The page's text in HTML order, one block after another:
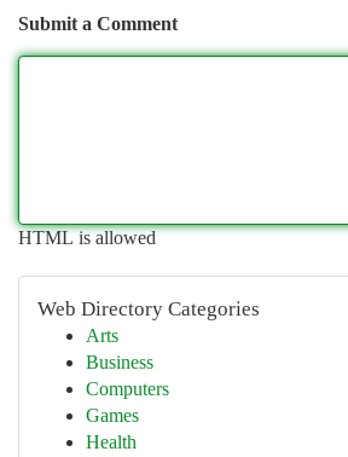
Submit a Comment
HTML is allowed
Web Directory Categories
Arts
Business
Computers
Games
Health